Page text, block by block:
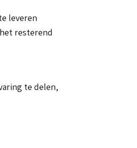
leveren
resterend
te delen,